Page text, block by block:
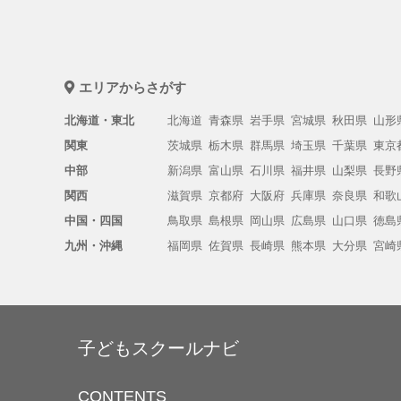
エリアからさがす
北海道・東北 北海道 青森県 岩手県 宮城県 秋田県 山形
関東
茨城県 栃木県 群馬県 埼玉県 千葉県 東京
中部
新潟県 富山県 石川県 福井県 山梨県 長野
関西
滋賀県 京都府 大阪府 兵庫県 奈良県 和歌
中国・四国
鳥取県 島根県 岡山県 広島県 山口県 徳島
九州・沖縄
福岡県 佐賀県 長崎県 熊本県 大分県 宮崎
子どもスクールナビ
CONTENTS